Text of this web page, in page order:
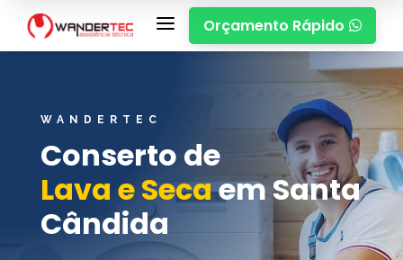
a Orçamento Rápido 
WANDERTEC
Conserto de
Lava e Secaem Santa
Cândida